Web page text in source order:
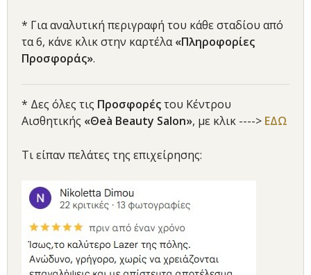
* Για αναλυτική περιγραφή του κάθε σταδίου από
τα 6, κάνε κλικ στην καρτέλα«Πληροφορίες
Προσφοράς».
* Δες όλες τις Προσφορέςτου Κέντρου
Αισθητικής «Θeà Beauty Salon», με κλικ ----> ΕΔΩ
Τι είπαν πελάτες της επιχείρησης: